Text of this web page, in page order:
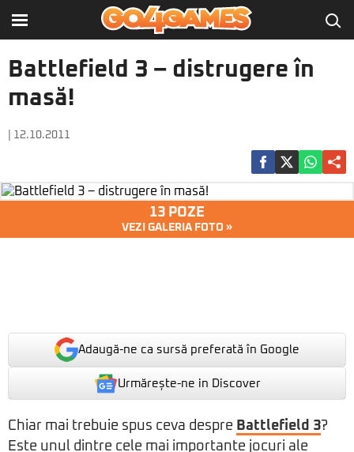
Battlefield 3 – distrugere în
masă!
| 12.10.2011
13 POZE
VEZI GALERIA FOTO »
Adaugă-ne ca sursă preferată în Google
Urmărește-ne in Discover
Chiar mai trebuie spus ceva despre Battlefield 3?
Este unul dintre cele mai importante jocuri ale